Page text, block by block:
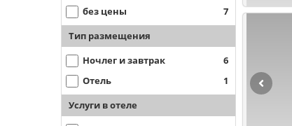
без цены 7
Тип размещения
Ночлег и завтрак
6
Отель
1
Услуги в отеле